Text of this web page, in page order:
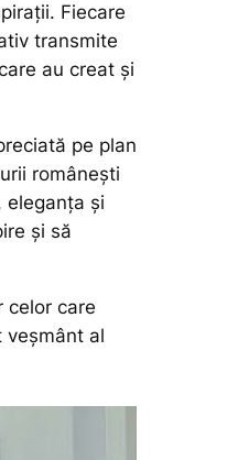
Fiecare
transmite
au creat și
pe plan
românești
eleganța și
și să
celor care
veșmânt al